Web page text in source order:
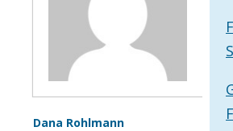
Dana Rohlmann